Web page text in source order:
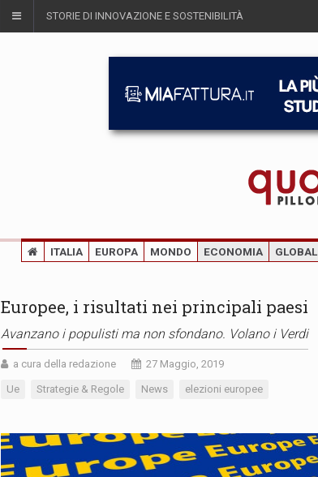
STORIE DI INNOVAZIONE E SOSTENIBILITÀ
ITALIA EUROPA MONDO ECONOMIA GLOBAL
Europee, i risultati nei principali paesi
Avanzano i populisti ma non sfondano. Volano i Verdi
a cura della redazione 27 Maggio, 2019
Ue Strategie & Regole News elezioni europee